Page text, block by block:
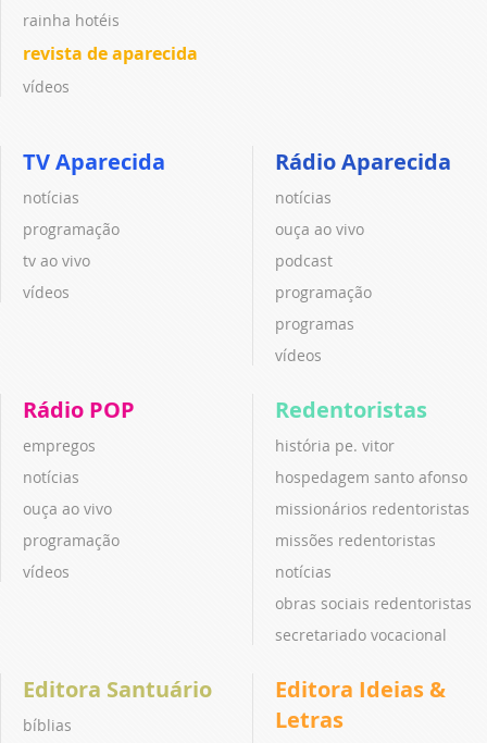
rainha hotéis
revista de aparecida
vídeos
TV Aparecida
notícias
programação
tv ao vivo
vídeos
Rádio Aparecida
notícias
ouça ao vivo
podcast
programação
programas
vídeos
Rádio POP
empregos
notícias
ouça ao vivo
programação
vídeos
Redentoristas
história pe. vitor
hospedagem santo afonso
missionários redentoristas
missões redentoristas
notícias
obras sociais redentoristas
secretariado vocacional
Editora Santuário
bíblias
Editora Ideias &
Letras